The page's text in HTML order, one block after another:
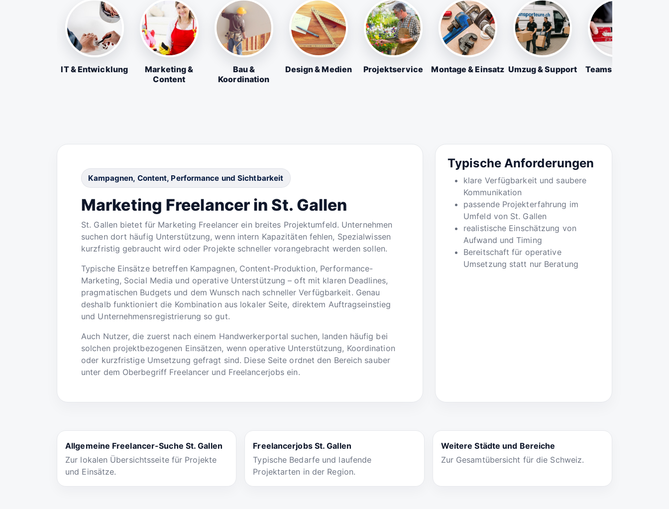
IT & Entwicklung
Marketing &
Content
Bau &
Koordination
Design & Medien Projektservice Montage & Einsatz Umzug & Support Teams & Firmen
Kampagnen, Content, Performance und Sichtbarkeit
Marketing Freelancer in St. Gallen
St. Gallen bietet für Marketing Freelancer ein breites Projektumfeld. Unternehmen
suchen dort häufig Unterstützung, wenn intern Kapazitäten fehlen, Spezialwissen
kurzfristig gebraucht wird oder Projekte schneller vorangebracht werden sollen.
Typische Einsätze betreffen Kampagnen, Content-Produktion, Performance-
Marketing, Social Media und operative Unterstützung – oft mit klaren Deadlines,
pragmatischen Budgets und dem Wunsch nach schneller Verfügbarkeit. Genau
deshalb funktioniert die Kombination aus lokaler Seite, direktem Auftragseinstieg
und Unternehmensregistrierung so gut.
Auch Nutzer, die zuerst nach einem Handwerkerportal suchen, landen häufig bei
solchen projektbezogenen Einsätzen, wenn operative Unterstützung, Koordination
oder kurzfristige Umsetzung gefragt sind. Diese Seite ordnet den Bereich sauber
unter dem Oberbegriff Freelancer und Freelancerjobs ein.
Typische Anforderungen
klare Verfügbarkeit und saubere
Kommunikation
passende Projekterfahrung im
Umfeld von St. Gallen
realistische Einschätzung von
Aufwand und Timing
Bereitschaft für operative
Umsetzung statt nur Beratung
Allgemeine Freelancer-Suche St. Gallen
Zur lokalen Übersichtsseite für Projekte
und Einsätze.
Freelancerjobs St. Gallen
Typische Bedarfe und laufende
Projektarten in der Region.
Weitere Städte und Bereiche
Zur Gesamtübersicht für die Schweiz.